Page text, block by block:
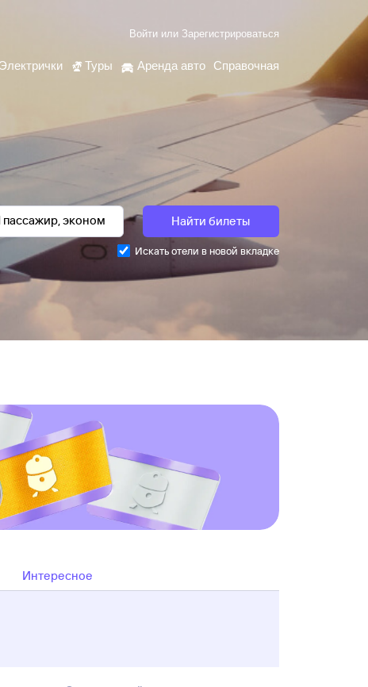
Войти или Зарегистрироваться
Электрички Туры Аренда авто Справочная
Найти билеты
Искать отели в новой вкладке
Интересное